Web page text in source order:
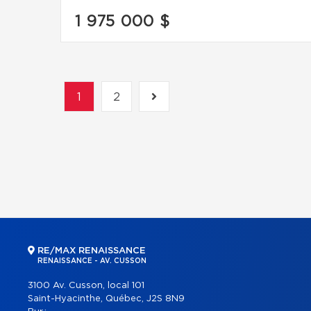
1 975 000 $
1 2
RE/MAX RENAISSANCE
RENAISSANCE - AV. CUSSON
3100 Av. Cusson, local 101
Saint-Hyacinthe, Québec, J2S 8N9